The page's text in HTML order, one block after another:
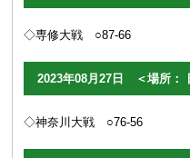
◇専修大戦 ○87-66
2023年08月27日 ＜場所：
◇神奈川大戦 ○76-56